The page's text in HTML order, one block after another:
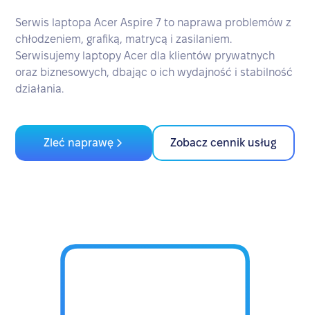
Serwis laptopa Acer Aspire 7 to naprawa problemów z
chłodzeniem, grafiką, matrycą i zasilaniem.
Serwisujemy laptopy Acer dla klientów prywatnych
oraz biznesowych, dbając o ich wydajność i stabilność
działania.
Zleć naprawę Zobacz cennik usług